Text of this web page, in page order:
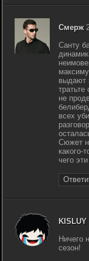
Смерж
Санту
выдают
не
всех
Сюжет
какого-
чего
KISLUY
Ничего
сезон!